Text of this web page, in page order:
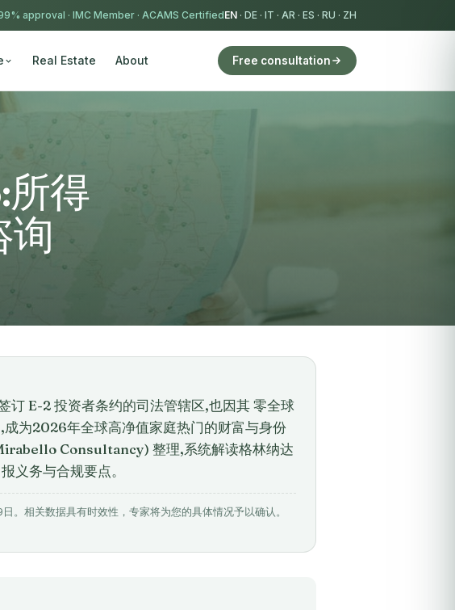
approval · IMC Member · ACAMS CertifiedEN · DE · IT · AR · ES · RU · ZH
Real Estate About Free consultation
得
询
订 E-2 投资者条约的司法管辖区,也因其 零全球
为2026年全球高净值家庭热门的财富与身份
Consultancy) 整理,系统解读格林纳达
义务与合规要点。
。相关数据具有时效性，专家将为您的具体情况予以确认。